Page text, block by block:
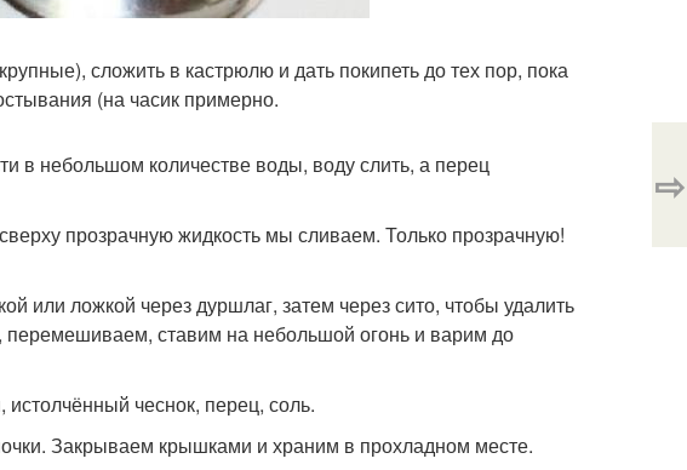
сложить в кастрюлю и дать покипеть до тех пор, пока
(на часик примерно.
в небольшом количестве воды, воду слить, а перец
прозрачную жидкость мы сливаем. Только прозрачную!
или ложкой через дуршлаг, затем через сито, чтобы удалить
ставим на небольшой огонь и варим до
чеснок, перец, соль.
Закрываем крышками и храним в прохладном месте.
⇨